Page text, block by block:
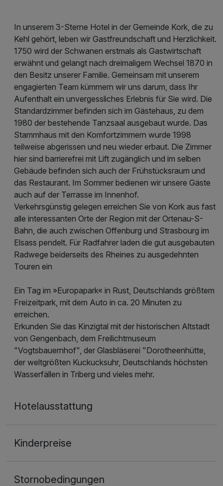
In unserem 3-Sterne Hotel in der Gemeinde Kork, die zu
Kehl gehört, leben wir Gastfreundschaft und Herzlichkeit.
1750 wird der Schwanen erstmals als Gastwirtschaft
erwähnt und gelangt nach dreimaligem Wechsel 1870 in
den Besitz unserer Familie. Gemeinsam mit unserem
engagierten Team kümmern wir uns darum, dass Ihr
Aufenthalt ein unvergessliches Erlebnis für Sie wird. Die
Standardzimmer befinden sich im Gästehaus, zu dem
1980 der bestehende Tanzsaal ausgebaut wurde. Das
Stammhaus mit den Komfortzimmern wurde 1998
teilweise abgerissen und neu wieder erbaut. Die Zimmer
hier sind barrierefrei mit Lift zugänglich und im selben
Gebäude befinden sich auch der Frühstücksraum und
das Restaurant. Im Sommer bedienen wir unsere Gäste
auch auf der Terrasse im Innenhof.
Verkehrsgünstig gelegen erreichen Sie von Kork aus fast
alle interessanten Orte der Region mit der Ortenau-S-
Bahn, die auch zwischen Offenburg und Strasbourg im
Elsass pendelt. Für Radfahrer laden die gut ausgebauten
Radwege beiderseits des Rheines zu ausgedehnten
Touren ein
Ein Tag im »Europapark« in Rust, Deutschlands größtem
Freizeitpark, mit dem Auto in ca. 20 Minuten zu
erreichen.
Erkunden Sie das Kinzigtal mit der historischen Altstadt
von Gengenbach, dem Freilichtmuseum
"Vogtsbauernhof", der Glasbläserei "Dorotheenhütte,
der weltgrößten Kuckucksuhr, Deutschlands höchsten
Wasserfällen in Triberg und vieles mehr.
Hotelausstattung
Kinderpreise
Stornobedingungen